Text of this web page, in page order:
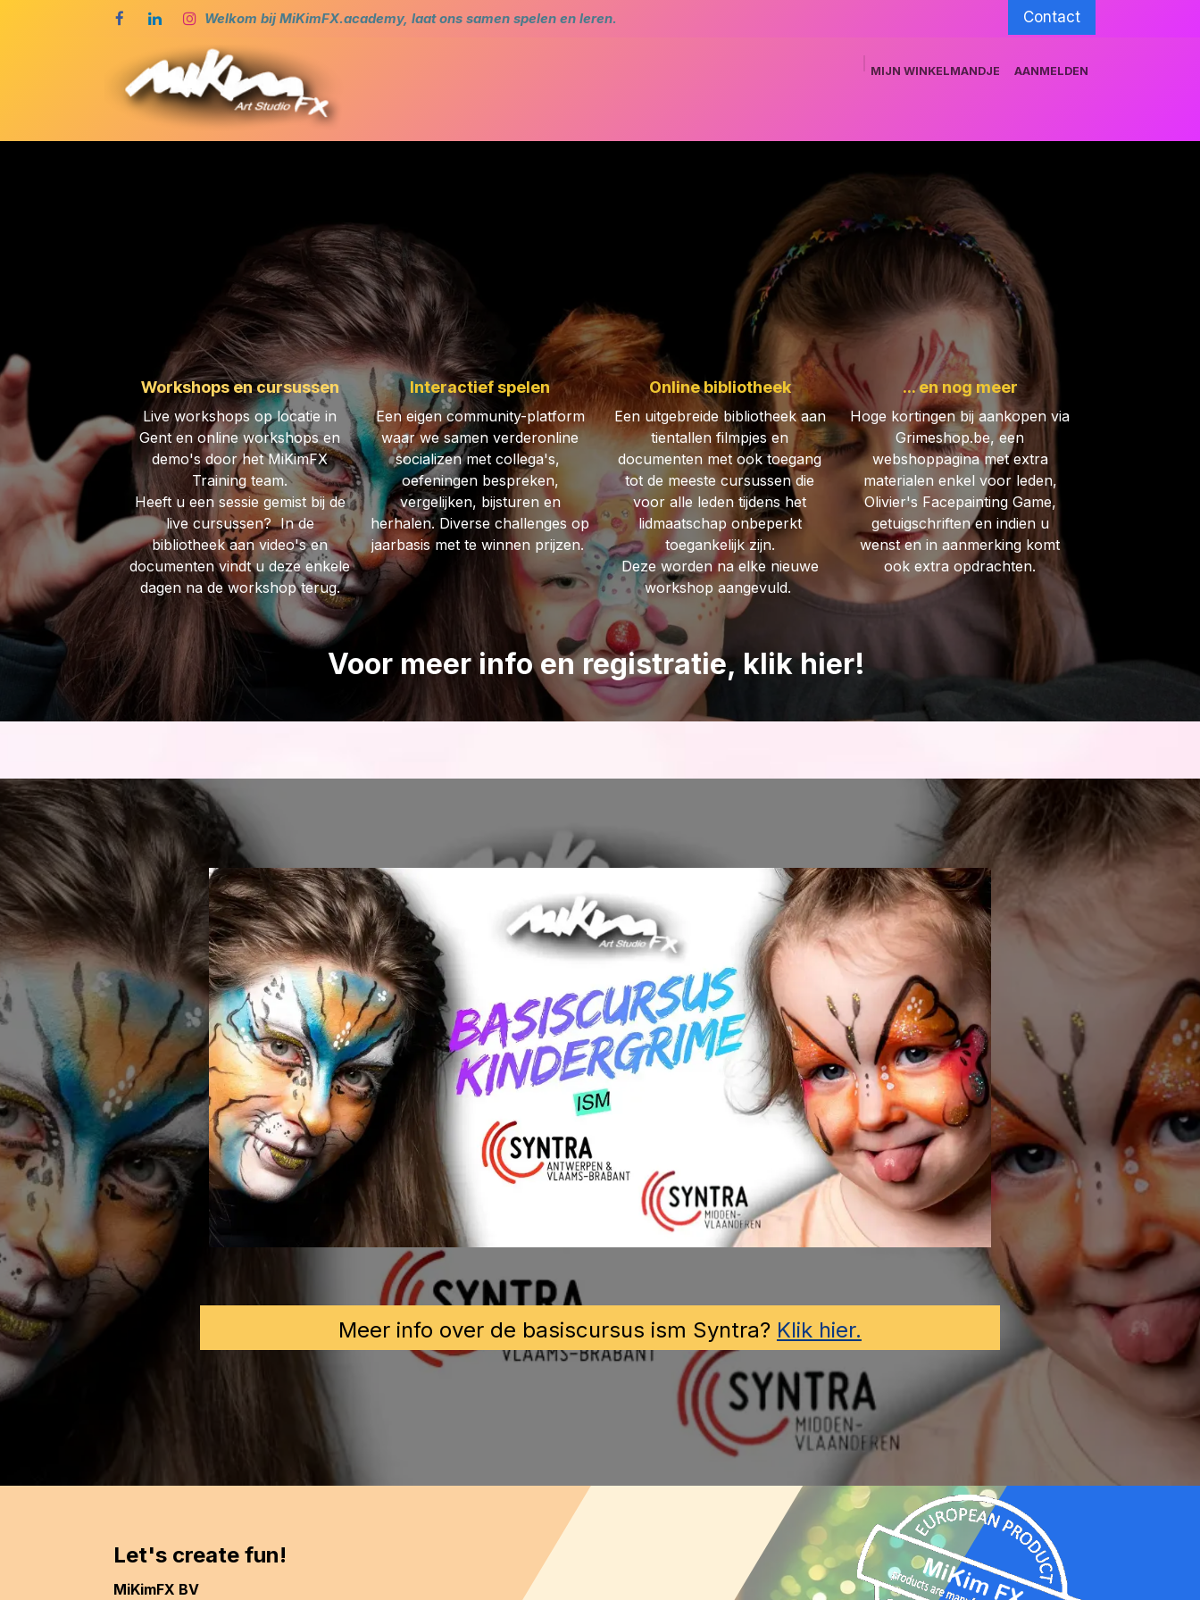
Overslaan naar inhoud Welkom bij MiKimFX.academy, laat ons samen spelen en leren. Contact
MIJN WINKELMANDJE AANMELDEN
Voor meer info en registratie, klik hier!
... en nog meer
Hoge kortingen bij aankopen via
Grimeshop.be, een
webshoppagina met extra
materialen enkel voor leden,
Olivier's Facepainting Game,
getuigschriften en indien u
wenst en in aanmerking komt
ook extra opdrachten.
Online bibliotheek
Een uitgebreide bibliotheek aan
tientallen filmpjes en
documenten met ook toegang
tot de meeste cursussen die
voor alle leden tijdens het
lidmaatschap onbeperkt
toegankelijk zijn.
Deze worden na elke nieuwe
workshop aangevuld.
Interactief spelen
Een eigen community-platform
waar we samen verderonline
socializen met collega's,
oefeningen bespreken,
vergelijken, bijsturen en
herhalen. Diverse challenges op
jaarbasis met te winnen prijzen.
Workshops en cursussen
Live workshops op locatie in
Gent en online workshops en
demo's door het MiKimFX
Training team.
Heeft u een sessie gemist bij de
live cursussen? In de
bibliotheek aan video's en
documenten vindt u deze enkele
dagen na de workshop terug.
Meer info over de basiscursus ism Syntra? Klik hier.
Let's create fun!
MiKimFX BV